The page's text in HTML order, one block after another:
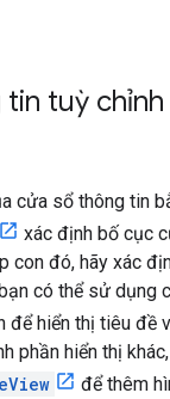
tuỳ chỉnh
cửa sổ thông tin
xác định bố cục
con đó, hãy xác
có thể sử dụng
để hiển thị tiêu đề
phần hiển thị
để thêm